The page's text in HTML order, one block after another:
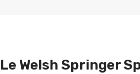
Le Welsh Springer